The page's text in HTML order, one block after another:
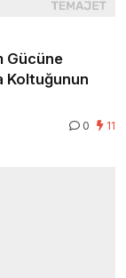
Gücüne
Koltuğunun
0 11